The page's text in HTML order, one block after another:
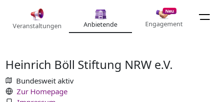
Veranstaltungen Anbietende
Neu
Engagement
Heinrich Böll Stiftung NRW e.V.
Bundesweit aktiv
Zur Homepage